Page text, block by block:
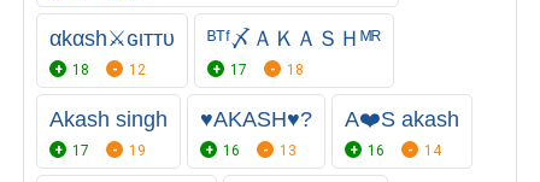
αkαѕh⚔️ɢιттυ
18 12
ᴮᵀᶠ〆ＡＫＡＳＨᴹᴿ
17 18
Akash singh
17 19
♥AKASH♥?
16 13
A❤️S akash
16 14